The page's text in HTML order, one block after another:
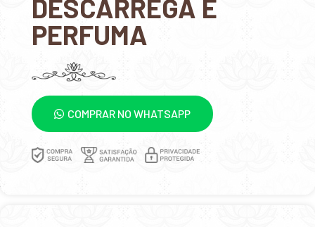
DESCARREGA E
PERFUMA
COMPRAR NO WHATSAPP